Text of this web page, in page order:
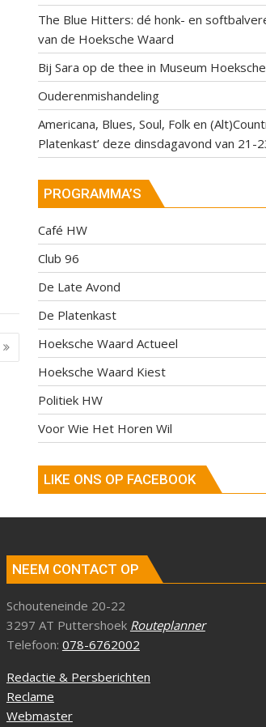
The Blue Hitters: dé honk- en
van de Hoeksche Waard
Bij Sara op de thee in Museum
Ouderenmishandeling
Americana, Blues, Soul, Folk en
Platenkast’ deze dinsdagavond van 21-
PROGRAMMA’S
Café HW
Club 96
De Late Avond
De Platenkast
Hoeksche Waard Actueel
Hoeksche Waard Kiest
Politiek HW
Voor Wie Het Horen Wil
LIKE ONS OP FACEBOOK
NEEM CONTACT OP
Schouteneinde 20-22
3297 AT Puttershoek Routeplanner
Telefoon: 078-6762002
Redactie & Persberichten
Reclame
Webmaster